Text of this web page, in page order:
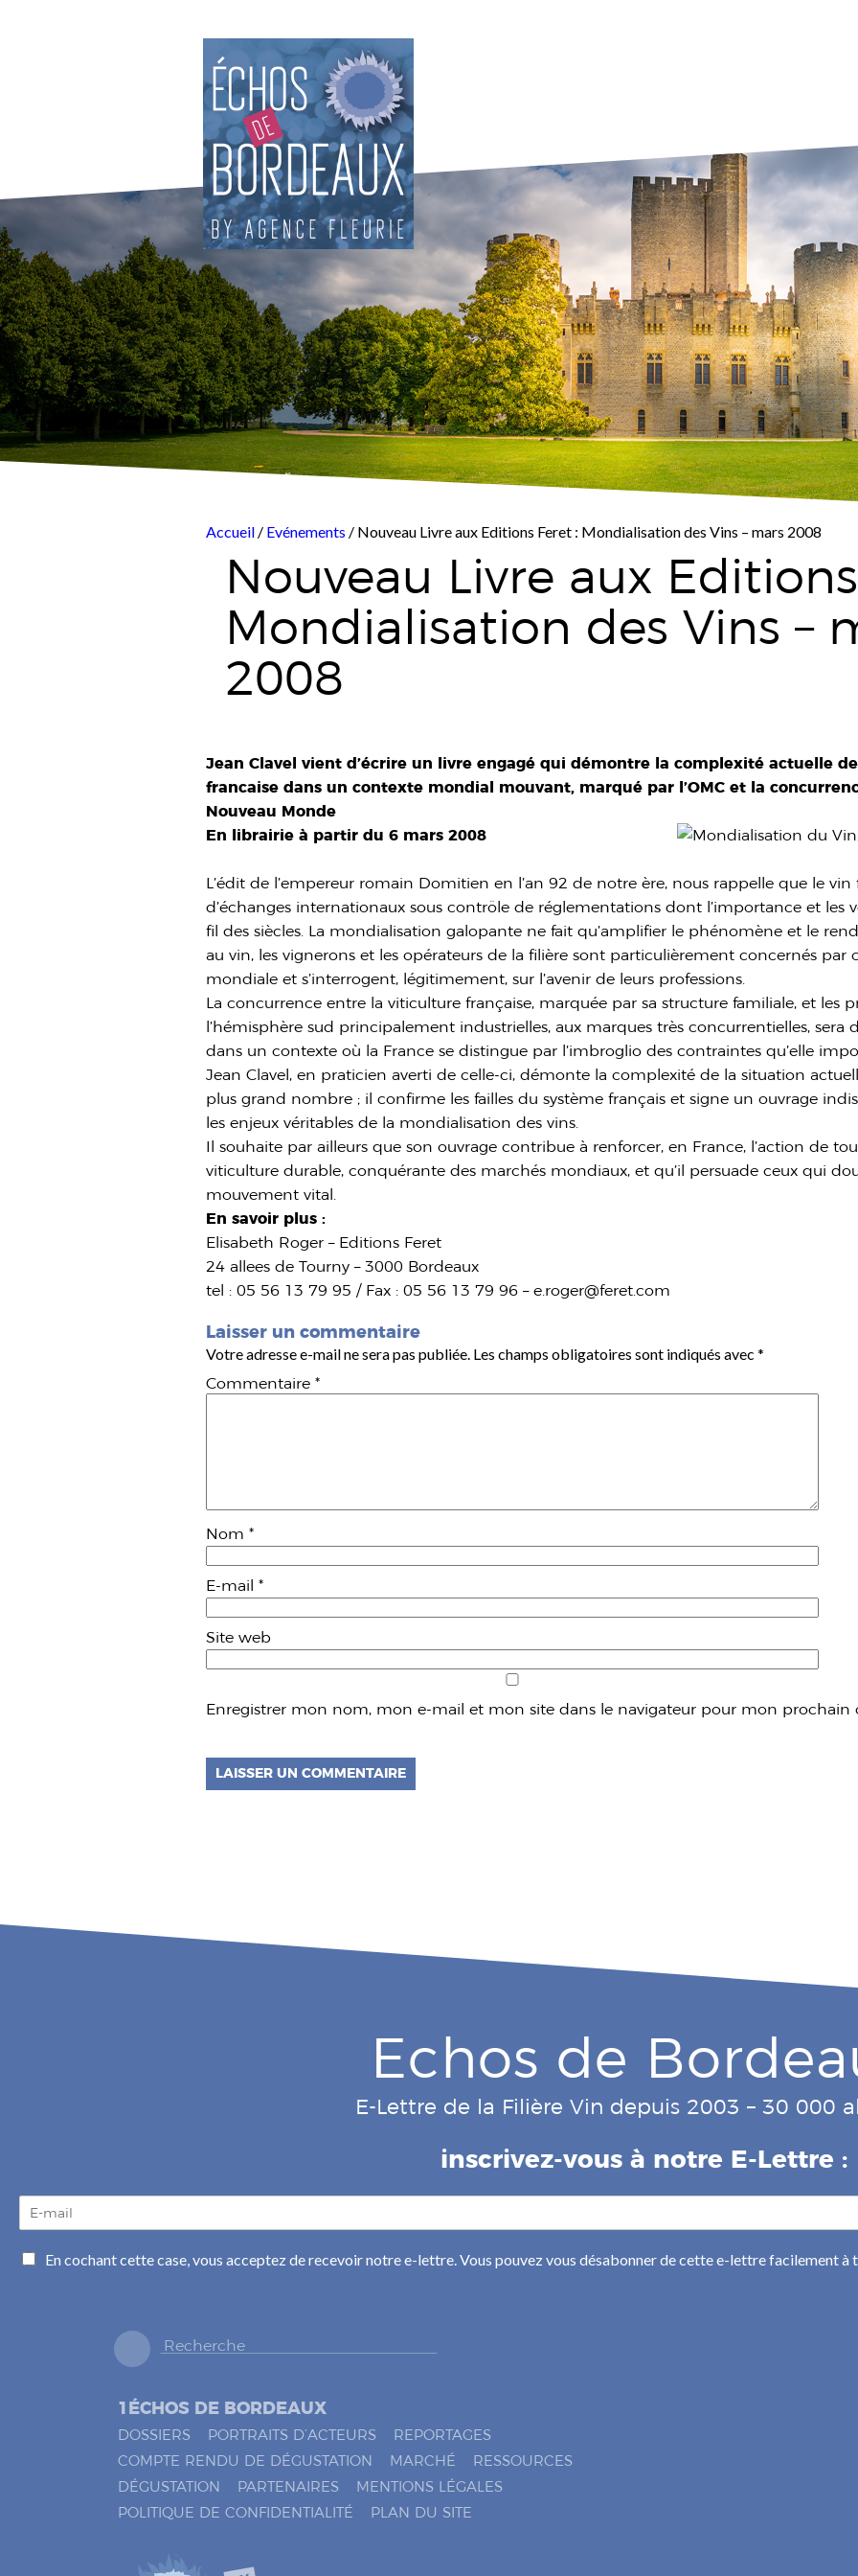
Accueil / Evénements / Nouveau Livre aux Editions Feret : Mondialisation des Vins – mars 2008
Nouveau Livre aux
Mondialisation des Vins –
2008
Jean Clavel vient d’écrire un livre engagé qui démontre la complexité actuelle
francaise dans un contexte mondial mouvant, marqué par l’OMC et la
Nouveau Monde
En librairie à partir du 6 mars 2008
L’édit de l’empereur romain Domitien en l’an 92 de notre ère, nous rappelle que le vin
d’échanges internationaux sous contrôle de réglementations dont l’importance et les
fil des siècles. La mondialisation galopante ne fait qu’amplifier le phénomène et le
au vin, les vignerons et les opérateurs de la filière sont particulièrement concernés
mondiale et s’interrogent, légitimement, sur l’avenir de leurs professions.
La concurrence entre la viticulture française, marquée par sa structure familiale, et les
l’hémisphère sud principalement industrielles, aux marques très concurrentielles, sera
dans un contexte où la France se distingue par l’imbroglio des contraintes qu’elle
Jean Clavel, en praticien averti de celle-ci, démonte la complexité de la situation
plus grand nombre ; il confirme les failles du système français et signe un ouvrage
les enjeux véritables de la mondialisation des vins.
Il souhaite par ailleurs que son ouvrage contribue à renforcer, en France, l’action de
viticulture durable, conquérante des marchés mondiaux, et qu’il persuade ceux qui
mouvement vital.
En savoir plus :
Elisabeth Roger – Editions Feret
24 allees de Tourny – 3000 Bordeaux
tel : 05 56 13 79 95 / Fax : 05 56 13 79 96 – e.roger@feret.com
Laisser un commentaire
Votre adresse e-mail ne sera pas publiée. Les champs obligatoires sont indiqués avec*
Commentaire*
Nom*
E-mail*
Site web
Enregistrer mon nom, mon e-mail et mon site dans le navigateur pour mon prochain
Echos de
E-Lettre de la Filière Vin depuis 2003 – 30 000
inscrivez-vous à notre E-Lettre :
a
C
En cochant cette case, vous acceptez de recevoir notre e-lettre. Vous pouvez vous désabonner de cette e-lettre facilement à
1ÉCHOS DE BORDEAUX
DOSSIERS PORTRAITS D’ACTEURS
REPORTAGES
COMPTE RENDU DE DÉGUSTATION
MARCHÉ
RESSOURCES
DÉGUSTATION
PARTENAIRES
MENTIONS LÉGALES
POLITIQUE DE CONFIDENTIALITÉ
PLAN DU SITE